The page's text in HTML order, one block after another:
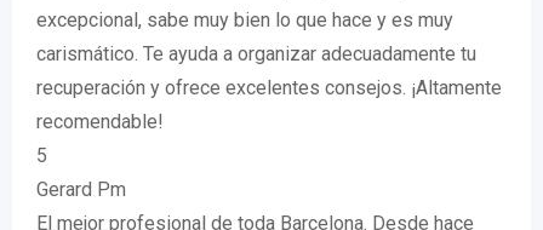
excepcional, sabe muy bien lo que hace y es muy
carismático. Te ayuda a organizar adecuadamente tu
recuperación y ofrece excelentes consejos. ¡Altamente
recomendable!
5
Gerard Pm
El mejor profesional de toda Barcelona. Desde hace